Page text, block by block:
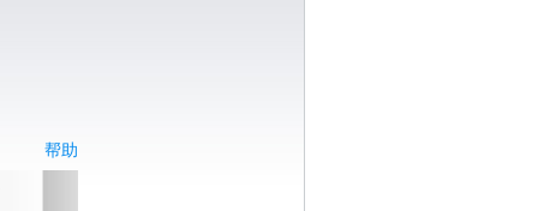
帮助